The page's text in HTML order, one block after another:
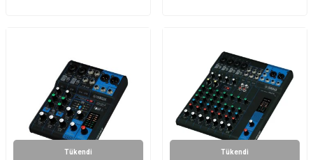
Tükendi Tükendi